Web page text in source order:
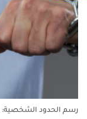
رسم الحدود الشخصية: